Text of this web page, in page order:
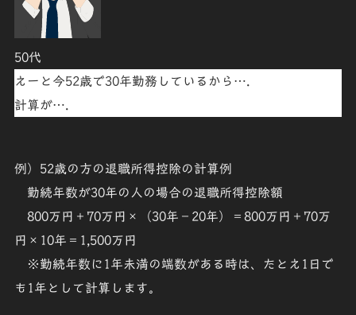
50代
えーと今52歳で30年勤務しているから….
計算が….
例）52歳の方の退職所得控除の計算例
勤続年数が30年の人の場合の退職所得控除額
800万円＋70万円×（30年－20年）＝800万円＋70万
円×10年＝1,500万円
※勤続年数に1年未満の端数がある時は、たとえ1日で
も1年として計算します。